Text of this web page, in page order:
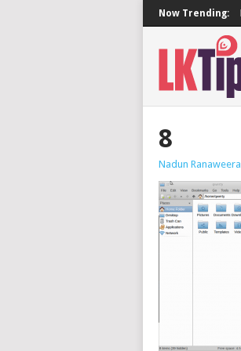
Now Trending:
8
Nadun Ranaweera